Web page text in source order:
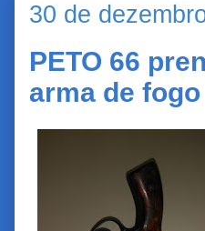
30 de
PETO 66
arma de fogo